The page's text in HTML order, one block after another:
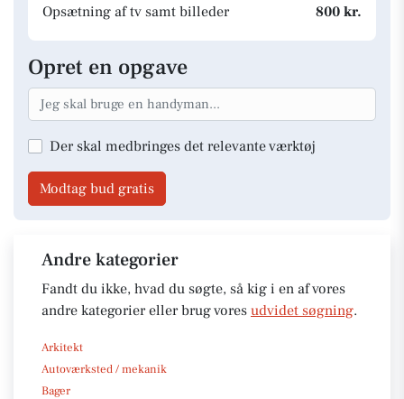
Opsætning af tv samt billeder 800 kr.
Opret en opgave
Der skal medbringes det relevante værktøj
Modtag bud gratis
Andre kategorier
Fandt du ikke, hvad du søgte, så kig i en af vores
andre kategorier eller brug vores udvidet søgning.
Arkitekt
Autoværksted / mekanik
Bager